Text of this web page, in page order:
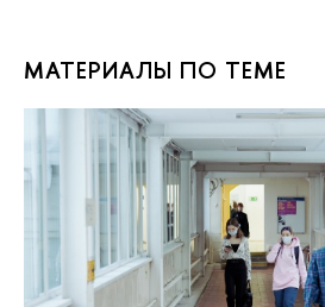
МАТЕРИАЛЫ ПО ТЕМЕ